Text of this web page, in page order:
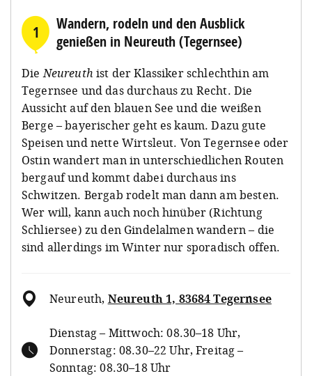
1
Wandern, rodeln und den Ausblick
genießen in Neureuth (Tegernsee)
DieNeureuth ist der Klassiker schlechthin am
Tegernsee und das durchaus zu Recht. Die
Aussicht auf den blauen See und die weißen
Berge – bayerischer geht es kaum. Dazu gute
Speisen und nette Wirtsleut. Von Tegernsee oder
Ostin wandert man in unterschiedlichen Routen
bergauf und kommt dabei durchaus ins
Schwitzen. Bergab rodelt man dann am besten.
Wer will, kann auch noch hinüber (Richtung
Schliersee) zu den Gindelalmen wandern – die
sind allerdings im Winter nur sporadisch offen.
Neureuth, Neureuth 1, 83684 Tegernsee
Dienstag – Mittwoch: 08.30–18 Uhr,
Donnerstag: 08.30–22 Uhr, Freitag –
Sonntag: 08.30–18 Uhr